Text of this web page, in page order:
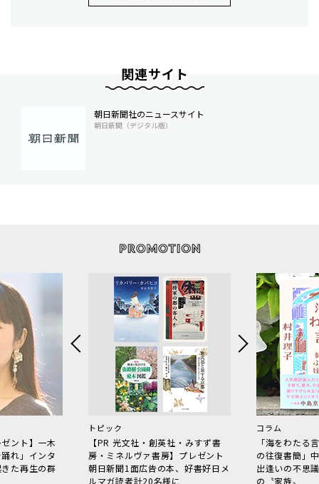
関連サイト
朝日新聞社のニュースサイト
朝日新聞（デジタル版）
ント】一木
れ」インタ
た再生の群
トピック
【PR 光文社・創英社・みすず書
房・ミネルヴァ書房】プレゼント
朝日新聞1面広告の本、好書好日メ
ルマガ読者計20名様に
コラム
「海をわた
の往復書簡」
出逢いの不思
の〝家族〟